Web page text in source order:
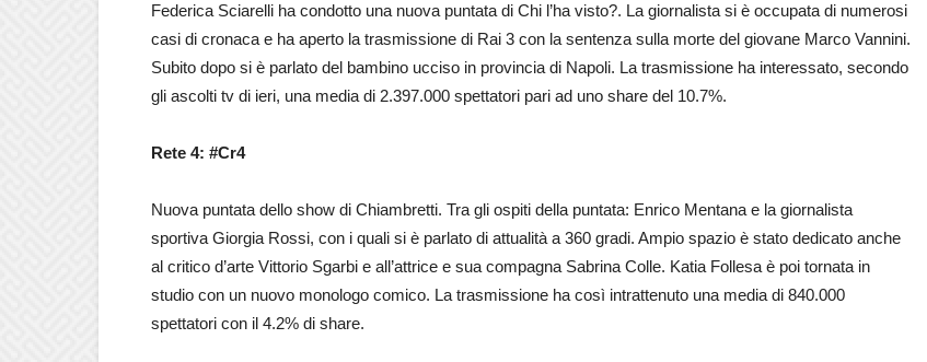
Federica Sciarelli ha condotto una nuova puntata di Chi l’ha visto?. La giornalista si è occupata di numerosi
casi di cronaca e ha aperto la trasmissione di Rai 3 con la sentenza sulla morte del giovane Marco Vannini.
Subito dopo si è parlato del bambino ucciso in provincia di Napoli. La trasmissione ha interessato, secondo
gli ascolti tv di ieri, una media di 2.397.000 spettatori pari ad uno share del 10.7%.
Rete 4: #Cr4
Nuova puntata dello show di Chiambretti. Tra gli ospiti della puntata: Enrico Mentana e la giornalista
sportiva Giorgia Rossi, con i quali si è parlato di attualità a 360 gradi. Ampio spazio è stato dedicato anche
al critico d’arte Vittorio Sgarbi e all’attrice e sua compagna Sabrina Colle. Katia Follesa è poi tornata in
studio con un nuovo monologo comico. La trasmissione ha così intrattenuto una media di 840.000
spettatori con il 4.2% di share.